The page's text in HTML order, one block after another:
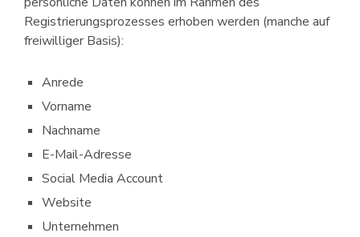
Registrierungs­prozesses erhoben werden (manche auf
freiwilliger Basis):
Anrede
Vorname
Nachname
E-Mail-Adresse
Social Media Account
Website
Unternehmen